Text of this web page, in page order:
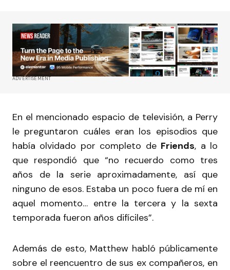
ADVERTISEMENT
En el mencionado espacio de televisión, a Perry
le preguntaron cuáles eran los episodios que
había olvidado por completo de Friends, a lo
que respondió que “no recuerdo como tres
años de la serie aproximadamente, así que
ninguno de esos. Estaba un poco fuera de mí en
aquel momento… entre la tercera y la sexta
temporada fueron años difíciles”.
Además de esto, Matthew habló públicamente
sobre el reencuentro de sus ex compañeros, en